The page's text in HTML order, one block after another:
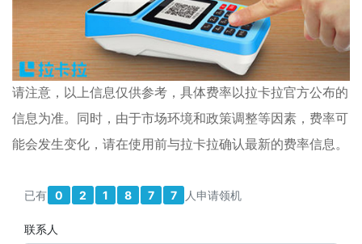
请注意，以上信息仅供参考，具体费率以拉卡拉官方公布的
信息为准。同时，由于市场环境和政策调整等因素，费率可
能会发生变化，请在使用前与拉卡拉确认最新的费率信息。
已有 0 2 1 8 7 7 人申请领机
联系人